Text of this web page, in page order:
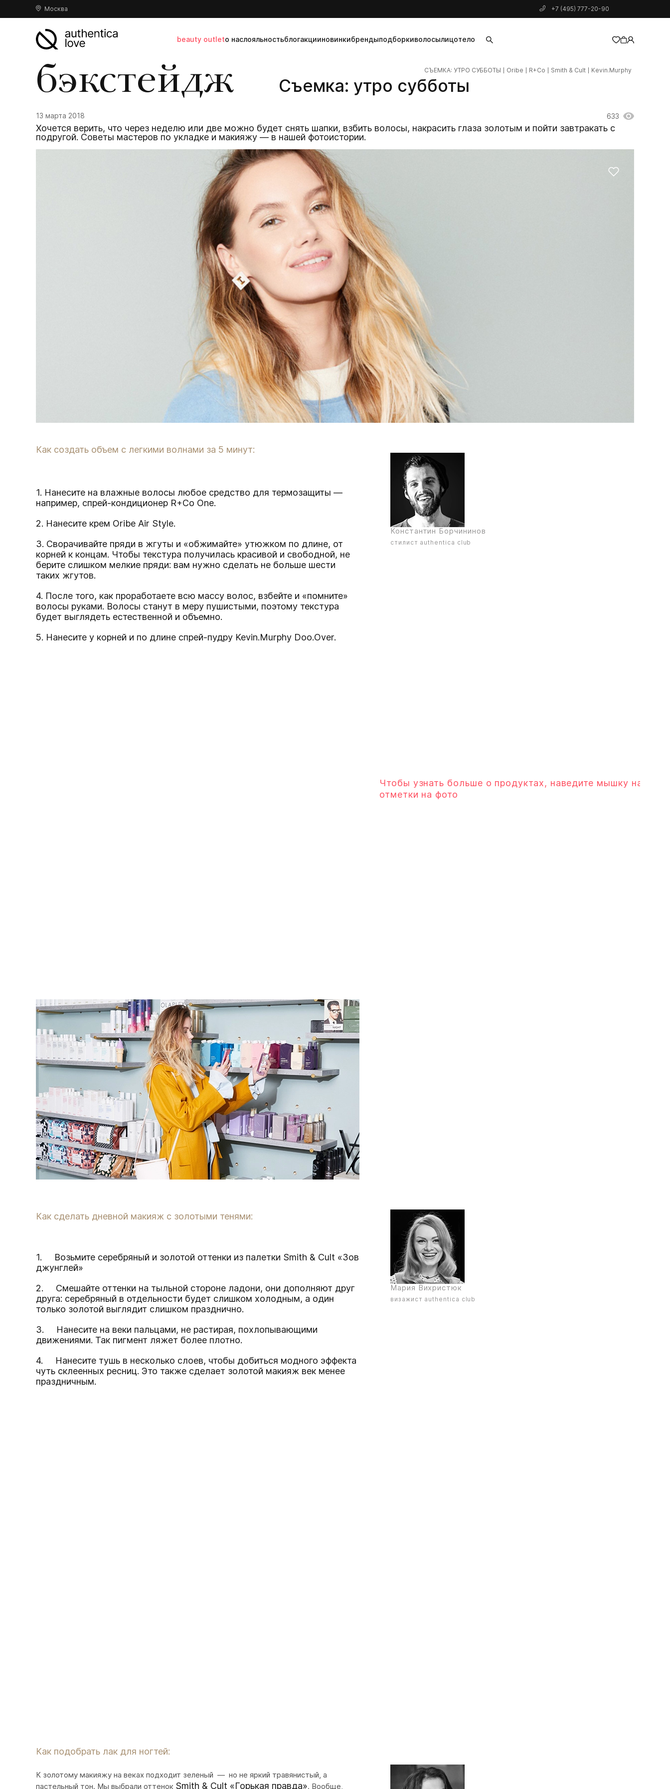
Москва +7 (495) 777-20-90
beauty outletо наслояльностьблогакцииновинкибрендыподборкиволосылицотело
добавлен в корзину
бэкстейдж Съемка: утро субботы
СЪЕМКА: УТРО СУББОТЫ Oribe R+Co Smith & Cult Kevin.Murphy
13 марта 2018 633
Хочется верить, что через неделю или две можно будет снять шапки, взбить волосы, накрасить глаза золотым и пойти завтракать с
подругой. Советы мастеров по укладке и макияжу — в нашей фотоистории.
Как создать объем с легкими волнами за 5 минут:
1. Нанесите на влажные волосы любое средство для термозащиты —
например, спрей-кондиционер R+Co One.
2. Нанесите крем Oribe Air Style.
3. Сворачивайте пряди в жгуты и «обжимайте» утюжком по длине, от
корней к концам. Чтобы текстура получилась красивой и свободной, не
берите слишком мелкие пряди: вам нужно сделать не больше шести
таких жгутов.
4. После того, как проработаете всю массу волос, взбейте и «помните»
волосы руками. Волосы станут в меру пушистыми, поэтому текстура
будет выглядеть естественной и объемно.
5. Нанесите у корней и по длине спрей-пудру Kevin.Murphy Doo.Over.
Как сделать дневной макияж с золотыми тенями:
1. Возьмите серебряный и золотой оттенки из палетки Smith & Cult «Зов
джунглей»
2. Смешайте оттенки на тыльной стороне ладони, они дополняют друг
друга: серебряный в отдельности будет слишком холодным, а один
только золотой выглядит слишком празднично.
3. Нанесите на веки пальцами, не растирая, похлопывающими
движениями. Так пигмент ляжет более плотно.
4. Нанесите тушь в несколько слоев, чтобы добиться модного эффекта
чуть склеенных ресниц. Это также сделает золотой макияж век менее
праздничным.
Как подобрать лак для ногтей:
К золотому макияжу на веках подходит зеленый — но не яркий травянистый, а
пастельный тон. Мы выбрали оттенок Smith & Cult «Горькая правда». Вообще,
Чтобы узнать больше о продуктах, наведите мышку на
отметки на фото
Константин Борчининов
стилист authentica club
Мария Вихристюк
визажист authentica club